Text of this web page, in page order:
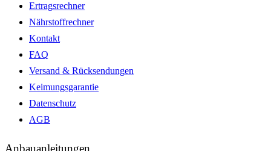
Ertragsrechner
Nährstoffrechner
Kontakt
FAQ
Versand & Rücksendungen
Keimungsgarantie
Datenschutz
AGB
Anbauanleitungen